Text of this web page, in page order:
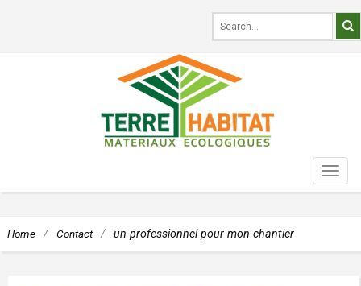
Home / Contact / un professionnel pour mon chantier